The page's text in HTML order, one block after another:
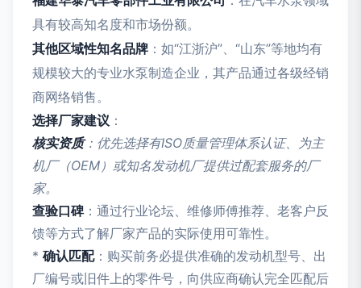
具有较高知名度和市场份额。
其他区域性知名品牌 ：如“江浙沪”、“山东”等地均有
规模较大的专业水泵制造企业，其产品通过各级经销
商网络销售。
选择厂家建议 ：
核实资质：优先选择有ISO质量管理体系认证、为主
机厂（OEM）或知名发动机厂提供过配套服务的厂
家。
查验口碑：通过行业论坛、维修师傅推荐、老客户反
馈等方式了解厂家产品的实际使用可靠性。
* 确认匹配：购买前务必提供准确的发动机型号、出
厂编号或旧件上的零件号，向供应商确认完全匹配后